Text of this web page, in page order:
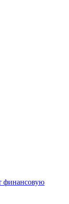
финансовую